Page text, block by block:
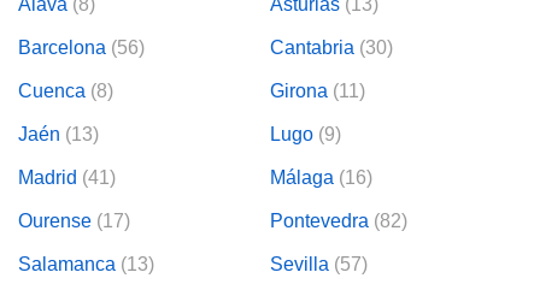
Álava (8) Asturias (13)
Barcelona (56) Cantabria (30)
Cuenca (8) Girona (11)
Jaén (13) Lugo (9)
Madrid (41) Málaga (16)
Ourense (17) Pontevedra (82)
Salamanca (13) Sevilla (57)